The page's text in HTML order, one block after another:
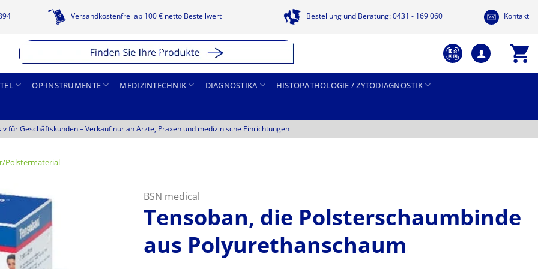
Versandkostenfrei ab 100 € netto Bestellwert Bestellung und Beratung: 0431 - 169 060 Kontakt
OP-INSTRUMENTE MEDIZINTECHNIK DIAGNOSTIKA HISTOPATHOLOGIE / ZYTODIAGNOSTIK
für Geschäftskunden –Verkauf nur an Ärzte, Praxen und medizinische Einrichtungen
Polstermaterial
BSN medical
Tensoban, die Polsterschaumbinde
aus Polyurethanschaum